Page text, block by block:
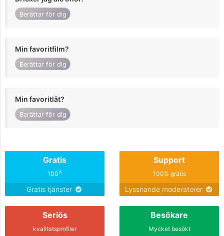
Berättar för dig
Min favoritfilm?
Berättar för dig
Min favoritlåt?
Berättar för dig
Gratis
100%
Gratis tjänster
Support
100% gratis
Lyssnande moderatorer
Seriös
kvalitetsprofiler
Besökare
Mycket besökt